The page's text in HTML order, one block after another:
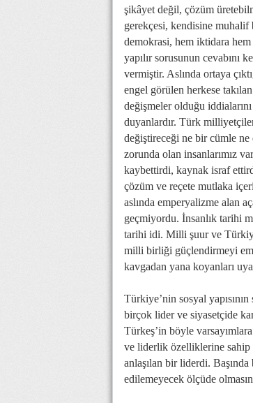
şikâyet değil, çözüm
gerekçesi, kendisine muhalif
demokrasi, hem iktidara
yapılır sorusunun cevabını
vermiştir. Aslında ortaya
engel görülen herkese
değişmeler olduğu iddialarını
duyanlardır. Türk
değiştireceği ne bir cümle
zorunda olan insanlarımız
kaybettirdi, kaynak israf
çözüm ve reçete mutlaka
aslında emperyalizme alan
geçmiyordu. İnsanlık tarihi
tarihi idi. Milli şuur ve
milli birliği güçlendirmeyi
kavgadan yana koyanları
Türkiye’nin sosyal
birçok lider ve siyasetçide
Türkeş’in böyle
ve liderlik özelliklerine sahip
anlaşılan bir liderdi.
edilemeyecek ölçüde